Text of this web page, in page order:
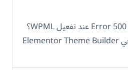
لماذا لا يظهر زر الترجمة في Elementor Theme Builder